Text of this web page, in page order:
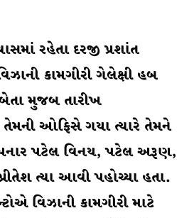
રહેતા દરજી પ્રશાંત
કામગીરીગેલેક્ષી હબ
મુજબ તારીખ
તેમની ઓફિસે ગયા ત્યારે તેમને
પટેલ વિનય, પટેલ અરૂણ,
ત્યા આવી પહોચ્યા હતા.
વિઝાની કામગીરી માટે